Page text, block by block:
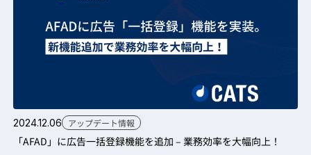
2024.12.06 アップデート情報
「AFAD」に広告一括登録機能を追加 – 業務効率を大幅向上！